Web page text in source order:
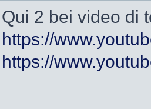
Qui 2 bei video di
https://
https://